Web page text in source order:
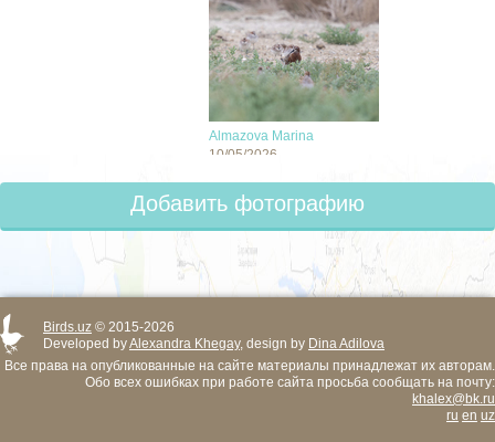
Almazova Marina
10/05/2026
Добавить фотографию
Birds.uz © 2015-2026
Developed byAlexandra Khegay, design by Dina Adilova
Все права на опубликованные на сайте материалы принадлежат их авторам.
Обо всех ошибках при работе сайта просьба сообщать на почту:
khalex@bk.ru
ru en uz